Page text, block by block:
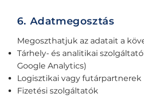
6. Adatmegosztás
Megoszthatjuk az adatait a
Tárhely- és analitikai
Google Analytics)
Logisztikai vagy futárpartnerek
Fizetési szolgáltatók